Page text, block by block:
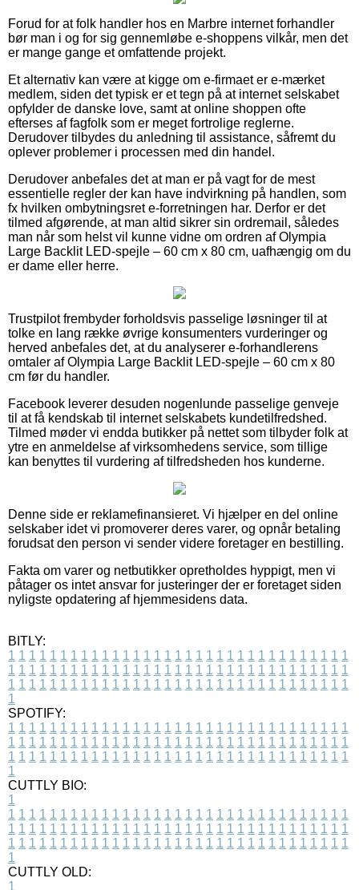
Forud for at folk handler hos en Marbre internet forhandler
bør man i og for sig gennemløbe e-shoppens vilkår, men det
er mange gange et omfattende projekt.
Et alternativ kan være at kigge om e-firmaet er e-mærket
medlem, siden det typisk er et tegn på at internet selskabet
opfylder de danske love, samt at online shoppen ofte
efterses af fagfolk som er meget fortrolige reglerne.
Derudover tilbydes du anledning til assistance, såfremt du
oplever problemer i processen med din handel.
Derudover anbefales det at man er på vagt for de mest
essentielle regler der kan have indvirkning på handlen, som
fx hvilken ombytningsret e-forretningen har. Derfor er det
tilmed afgørende, at man altid sikrer sin ordremail, således
man når som helst vil kunne vidne om ordren af Olympia
Large Backlit LED-spejle – 60 cm x 80 cm, uafhængig om du
er dame eller herre.
Trustpilot frembyder forholdsvis passelige løsninger til at
tolke en lang række øvrige konsumenters vurderinger og
herved anbefales det, at du analyserer e-forhandlerens
omtaler af Olympia Large Backlit LED-spejle – 60 cm x 80
cm før du handler.
Facebook leverer desuden nogenlunde passelige genveje
til at få kendskab til internet selskabets kundetilfredshed.
Tilmed møder vi endda butikker på nettet som tilbyder folk at
ytre en anmeldelse af virksomhedens service, som tillige
kan benyttes til vurdering af tilfredsheden hos kunderne.
Denne side er reklamefinansieret. Vi hjælper en del online
selskaber idet vi promoverer deres varer, og opnår betaling
forudsat den person vi sender videre foretager en bestilling.
Fakta om varer og netbutikker opretholdes hyppigt, men vi
påtager os intet ansvar for justeringer der er foretaget siden
nyligste opdatering af hjemmesidens data.
BITLY:
1 1 1 1 1 1 1 1 1 1 1 1 1 1 1 1 1 1 1 1 1 1 1 1 1 1 1 1 1 1 1 1 1
1 1 1 1 1 1 1 1 1 1 1 1 1 1 1 1 1 1 1 1 1 1 1 1 1 1 1 1 1 1 1 1 1
1 1 1 1 1 1 1 1 1 1 1 1 1 1 1 1 1 1 1 1 1 1 1 1 1 1 1 1 1 1 1 1 1
1
SPOTIFY:
1 1 1 1 1 1 1 1 1 1 1 1 1 1 1 1 1 1 1 1 1 1 1 1 1 1 1 1 1 1 1 1 1
1 1 1 1 1 1 1 1 1 1 1 1 1 1 1 1 1 1 1 1 1 1 1 1 1 1 1 1 1 1 1 1 1
1 1 1 1 1 1 1 1 1 1 1 1 1 1 1 1 1 1 1 1 1 1 1 1 1 1 1 1 1 1 1 1 1
1
CUTTLY BIO:
1
1 1 1 1 1 1 1 1 1 1 1 1 1 1 1 1 1 1 1 1 1 1 1 1 1 1 1 1 1 1 1 1 1
1 1 1 1 1 1 1 1 1 1 1 1 1 1 1 1 1 1 1 1 1 1 1 1 1 1 1 1 1 1 1 1 1
1 1 1 1 1 1 1 1 1 1 1 1 1 1 1 1 1 1 1 1 1 1 1 1 1 1 1 1 1 1 1 1 1
1
CUTTLY OLD:
1